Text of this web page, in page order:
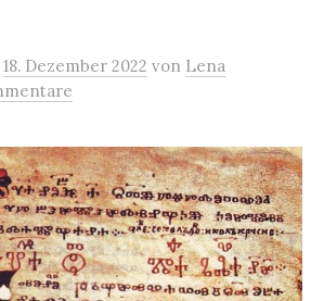
18. Dezember 2022 von Lena